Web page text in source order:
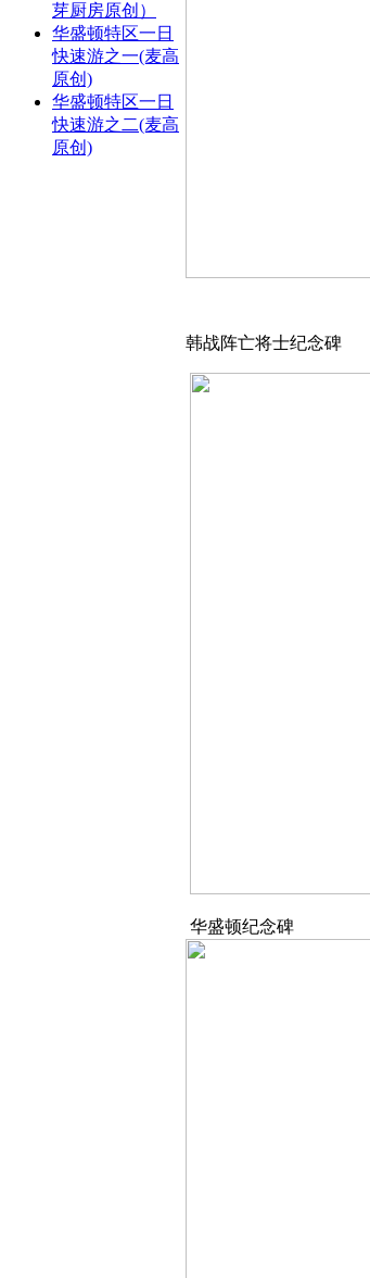
芽厨房原创）
华盛顿特区一日
快速游之一(麦高
原创)
华盛顿特区一日
快速游之二(麦高
原创)
韩战阵亡将士纪念碑
华盛顿纪念碑